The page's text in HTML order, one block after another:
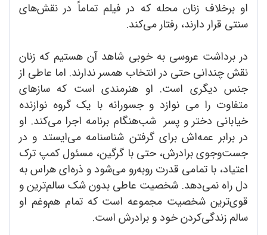
او برخلاف زنان محله که در فیلم تماماً در نقش‌های
سنتی قرار دارند، رفتار می‌کند.
در برداشت عروسی به خوبی شاهد آن هستیم که زنان
نقش چندانی حتی در انتخاب همسر ندارند. اما عاطی از
جنس دیگری است. او هنرمندی است که سازهای
متفاوت را می نوازد و جسورانه با یک گروه نوازنده
خیابانی دختر و پسر شب‌هنگام برنامه اجرا می‌کند. او
در برابر عمه‌اش برای گرفتن شناسنامه می‌ایستد و در
جست‌وجوی برادرش، حتی با گرگین، مسئول کمپ ترک
اعتیاد، با تمامی قدرت روبه‌رو می‌شود و ذره‌ای هراس به
دل راه نمی‌دهد. شخصیت عاطی بدون شک سالم‌ترین و
قوی‌ترین شخصیت مجموعه است که تمام هم‌وغم او
سالم زندگی‌کردن خود و برادرش است.